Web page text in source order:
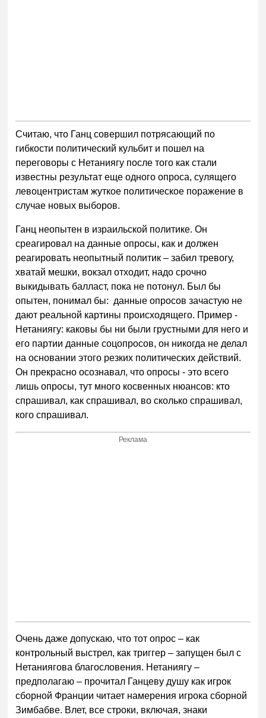
Считаю, что Ганц совершил потрясающий по
гибкости политический кульбит и пошел на
переговоры с Нетаниягу после того как стали
известны результат еще одного опроса, сулящего
левоцентристам жуткое политическое поражение в
случае новых выборов.
Ганц неопытен в израильской политике. Он
среагировал на данные опросы, как и должен
реагировать неопытный политик – забил тревогу,
хватай мешки, вокзал отходит, надо срочно
выкидывать балласт, пока не потонул. Был бы
опытен, понимал бы: данные опросов зачастую не
дают реальной картины происходящего. Пример -
Нетаниягу: каковы бы ни были грустными для него и
его партии данные соцопросов, он никогда не делал
на основании этого резких политических действий.
Он прекрасно осознавал, что опросы - это всего
лишь опросы, тут много косвенных нюансов: кто
спрашивал, как спрашивал, во сколько спрашивал,
кого спрашивал.
Реклама
Очень даже допускаю, что тот опрос – как
контрольный выстрел, как триггер – запущен был с
Нетаниягова благословения. Нетаниягу –
предполагаю – прочитал Ганцеву душу как игрок
сборной Франции читает намерения игрока сборной
Зимбабве. Влет, все строки, включая, знаки